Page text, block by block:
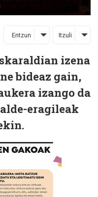
Entzun Itzuli
izena
bideaz gain,
izango da
eragileak